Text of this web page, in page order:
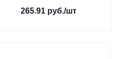
265.91 руб./шт